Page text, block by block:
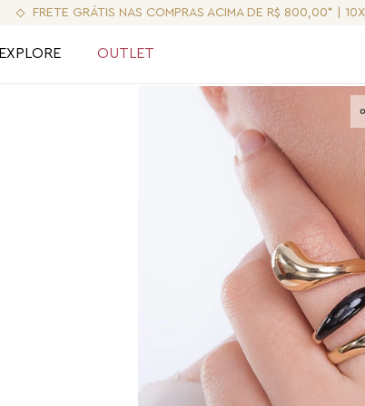
FRETE GRÁTIS NAS COMPRAS ACIMA DE R$ 800,00* |
EXPLORE OUTLET